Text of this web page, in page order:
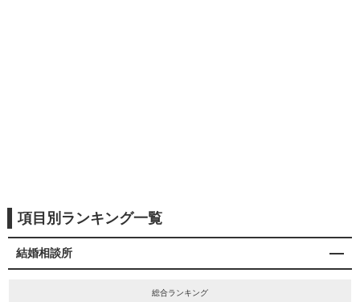
項目別ランキング一覧
結婚相談所
総合ランキング